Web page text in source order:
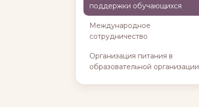
поддержки обучающихся
Международное
сотрудничество
Организация питания в
образовательной организации